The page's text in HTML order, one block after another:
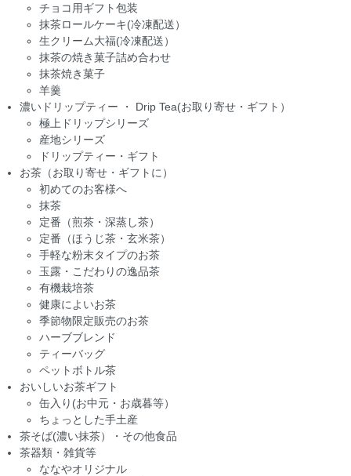
チョコ用ギフト包装
抹茶ロールケーキ(冷凍配送）
生クリーム大福(冷凍配送）
抹茶の焼き菓子詰め合わせ
抹茶焼き菓子
羊羹
濃いドリップティー ・ Drip Tea(お取り寄せ・ギフト）
極上ドリップシリーズ
産地シリーズ
ドリップティー・ギフト
お茶（お取り寄せ・ギフトに）
初めてのお客様へ
抹茶
定番（煎茶・深蒸し茶）
定番（ほうじ茶・玄米茶）
手軽な粉末タイプのお茶
玉露・こだわりの逸品茶
有機栽培茶
健康によいお茶
季節物限定販売のお茶
ハーブブレンド
ティーバッグ
ペットボトル茶
おいしいお茶ギフト
缶入り(お中元・お歳暮等）
ちょっとした手土産
茶そば(濃い抹茶）・その他食品
茶器類・雑貨等
ななやオリジナル